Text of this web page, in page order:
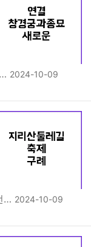
2024-10-09
… 2024-10-09